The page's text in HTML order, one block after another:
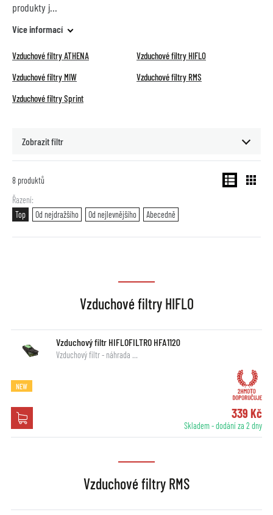
produkty j
Více informací
Vzduchové filtry ATHENA
Vzduchové filtry HIFLO
Vzduchové filtry MIW
Vzduchové filtry RMS
Vzduchové filtry Sprint
Zobrazit filtr
8 produktů
Řazení
Top
Od nejdražšího Od nejlevnějšího Abecedně
Vzduchové filtry HIFLO
Vzduchový filtr HIFLOFILTRO HFA1120
Vzduchový filtr - náhrada …
NEW
339 Kč
Skladem - dodání za 2 dny
Vzduchové filtry RMS